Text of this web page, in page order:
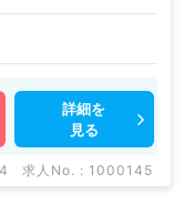
詳細を
見る
求人No. : 1000145